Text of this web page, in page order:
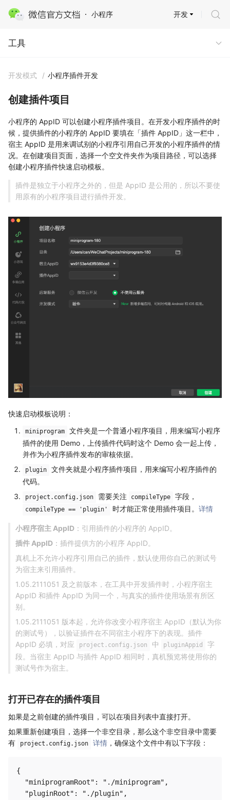
小程序
工具
开发
工具
开发模式 / 小程序插件开发
创建插件项目
小程序的 AppID 可以创建小程序插件项目。在开发小程序插件的时
候，提供插件的小程序的 AppID 要填在「插件 AppID」这一栏中，
宿主 AppID 是用来调试别的小程序引用自己开发的小程序插件的情
况。在创建项目页面，选择一个空文件夹作为项目路径，可以选择
创建小程序插件快速启动模板。
插件是独立于小程序之外的，但是 AppID 是公用的，所以不要使
用原有的小程序项目进行插件开发。
快速启动模板说明：
miniprogram
文件夹是一个普通小程序项目，用来编写小程序
插件的使用 Demo，上传插件代码时这个 Demo 会一起上传，
并作为小程序插件发布的审核依据。
plugin
文件夹就是小程序插件项目，用来编写小程序插件的
代码。
project.config.json 需要关注 compileType 字段，
compileType == 'plugin' 时才能正常使用插件项目。 详情
小程序宿主 AppID ：引用插件的小程序的 AppID。
插件 AppID ：插件提供方的小程序 AppID。
真机上不允许小程序引用自己的插件，默认使用你自己的测试号
为宿主来引用插件。
1.05.2111051 及之前版本，在工具中开发插件时，小程序宿主
AppID 和插件 AppID 为同一个，与真实的插件使用场景有所区
别。
1.05.2111051 版本起，允许你改变小程序宿主 AppID（默认为你
的测试号），以验证插件在不同宿主小程序下的表现。插件
AppID 必填，对应
project.config.json 中 pluginAppid
字
段。当宿主 AppID 与插件 AppID 相同时，真机预览将使用你的
测试号作为宿主。
打开已存在的插件项目
如果是之前创建的插件项目，可以在项目列表中直接打开。
如果重新创建项目，选择一个非空目录，那么这个非空目录中需要
有
project.config.json 详情，确保这个文件中有以下字段：
{
  "miniprogramRoot": "./miniprogram",
  "pluginRoot": "./plugin",